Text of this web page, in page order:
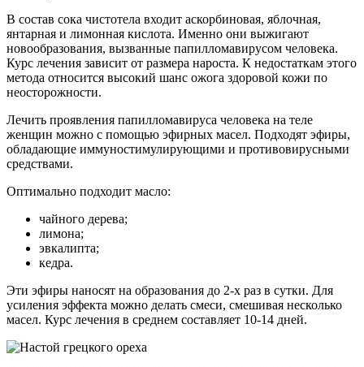
В состав сока чистотела входит аскорбиновая, яблочная,
янтарная и лимонная кислота. Именно они выжигают
новообразования, вызванные папилломавирусом человека.
Курс лечения зависит от размера нароста. К недостаткам этого
метода относится высокий шанс ожога здоровой кожи по
неосторожности.
Лечить проявления папилломавируса человека на теле
женщин можно с помощью эфирных масел. Подходят эфиры,
обладающие иммуностимулирующими и противовирусными
средствами.
Оптимально подходит масло:
чайного дерева;
лимона;
эвкалипта;
кедра.
Эти эфиры наносят на образования до 2-х раз в сутки. Для
усиления эффекта можно делать смеси, смешивая несколько
масел. Курс лечения в среднем составляет 10-14 дней.